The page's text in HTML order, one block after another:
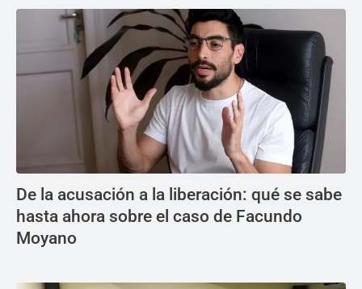
De la acusación a la liberación: qué se sabe
hasta ahora sobre el caso de Facundo
Moyano